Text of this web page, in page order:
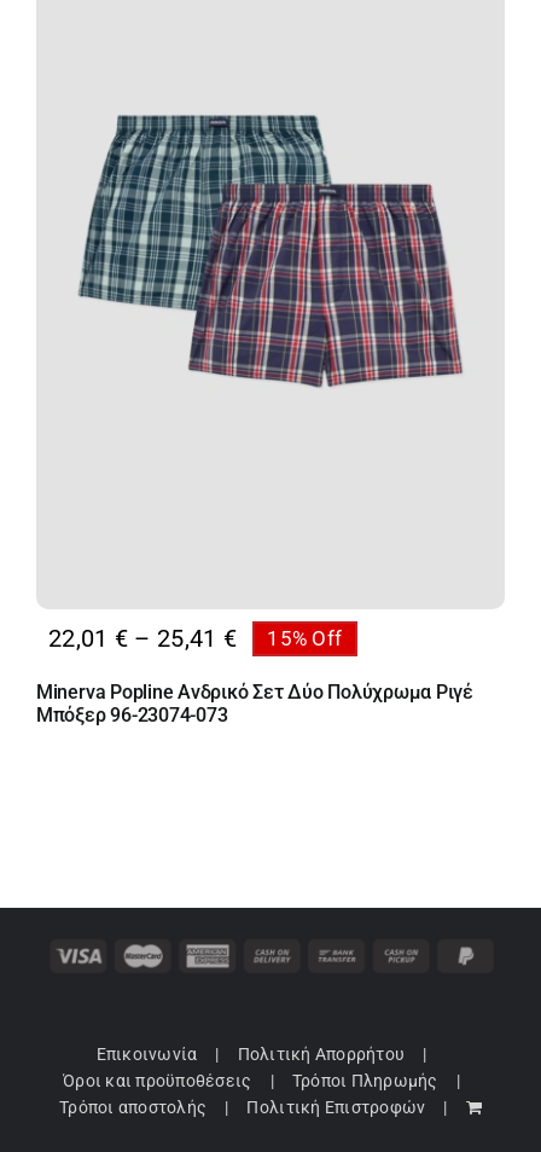
22,01 € – 25,41 €Price
22,01 €
15% Off
Minerva Popline Ανδρικό Σετ Δύο Πολύχρωμα Ριγέ
Μπόξερ 96-23074-073
Επικοινωνία
Πολιτική Απορρήτου
Όροι και προϋποθέσεις
Τρόποι Πληρωμής
Τρόποι αποστολής
Πολιτική Επιστροφών